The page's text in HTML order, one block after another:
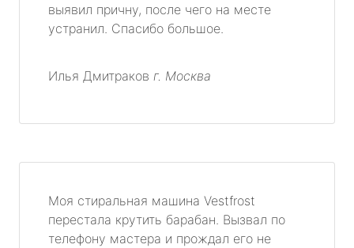
выявил причну, после чего на месте
устранил. Спасибо большое.
Илья Дмитраков г. Москва
Моя стиральная машина Vestfrost
перестала крутить барабан. Вызвал по
телефону мастера и прождал его не